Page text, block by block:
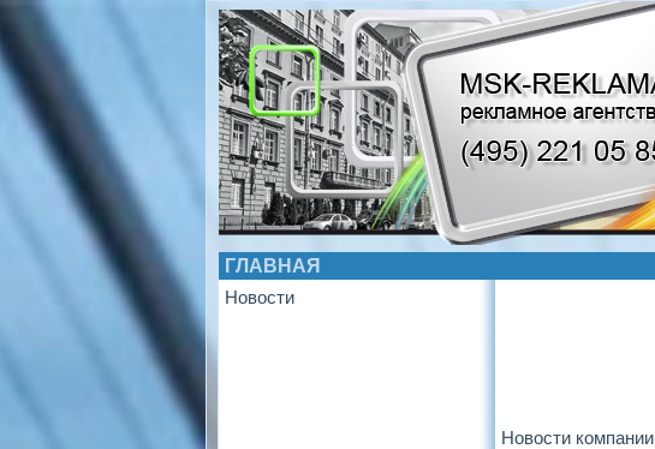
ГЛАВНАЯ
Новости
Новости компании